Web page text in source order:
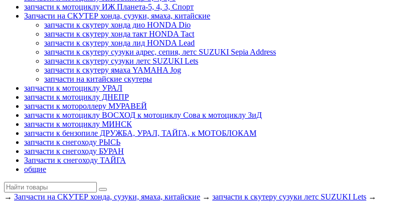
запчасти к мотоциклу ИЖ Планета-5, 4, 3, Спорт
Запчасти на СКУТЕР хонда, сузуки, ямаха, китайские
запчасти к скутеру хонда дио HONDA Dio
запчасти к скутеру хонда такт HONDA Tact
запчасти к скутеру хонда лид HONDA Lead
запчасти к скутеру сузуки адрес, сепия, летс SUZUKI Sepia Address
запчасти к скутеру сузуки летс SUZUKI Lets
запчасти к скутеру ямаха YAMAHA Jog
запчасти на китайские скутеры
запчасти к мотоциклу УРАЛ
запчасти к мотоциклу ДНЕПР
запчасти к мотороллеру МУРАВЕЙ
запчасти к мотоциклу ВОСХОД к мотоциклу Сова к мотоциклу ЗиД
запчасти к мотоциклу МИНСК
запчасти к бензопиле ДРУЖБА, УРАЛ, ТАЙГА, к МОТОБЛОКАМ
запчасти к снегоходу РЫСЬ
запчасти к снегоходу БУРАН
Запчасти к снегоходу ТАЙГА
общие
→ Запчасти на СКУТЕР хонда, сузуки, ямаха, китайские → запчасти к скутеру сузуки летс SUZUKI Lets →